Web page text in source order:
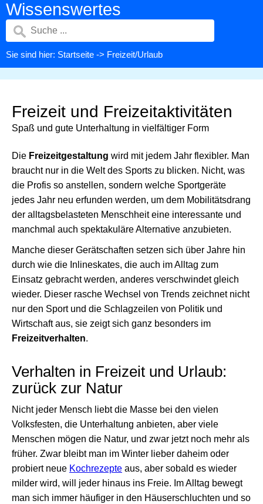
Wissenswertes
Sie sind hier: Startseite -> Freizeit/Urlaub
Freizeit und Freizeitaktivitäten
Spaß und gute Unterhaltung in vielfältiger Form
Die Freizeitgestaltung wird mit jedem Jahr flexibler. Man
braucht nur in die Welt des Sports zu blicken. Nicht, was
die Profis so anstellen, sondern welche Sportgeräte
jedes Jahr neu erfunden werden, um dem Mobilitätsdrang
der alltagsbelasteten Menschheit eine interessante und
manchmal auch spektakuläre Alternative anzubieten.
Manche dieser Gerätschaften setzen sich über Jahre hin
durch wie die Inlineskates, die auch im Alltag zum
Einsatz gebracht werden, anderes verschwindet gleich
wieder. Dieser rasche Wechsel von Trends zeichnet nicht
nur den Sport und die Schlagzeilen von Politik und
Wirtschaft aus, sie zeigt sich ganz besonders im
Freizeitverhalten.
Verhalten in Freizeit und Urlaub:
zurück zur Natur
Nicht jeder Mensch liebt die Masse bei den vielen
Volksfesten, die Unterhaltung anbieten, aber viele
Menschen mögen die Natur, und zwar jetzt noch mehr als
früher. Zwar bleibt man im Winter lieber daheim oder
probiert neue Kochrezepte aus, aber sobald es wieder
milder wird, will jeder hinaus ins Freie. Im Alltag bewegt
man sich immer häufiger in den Häuserschluchten und so